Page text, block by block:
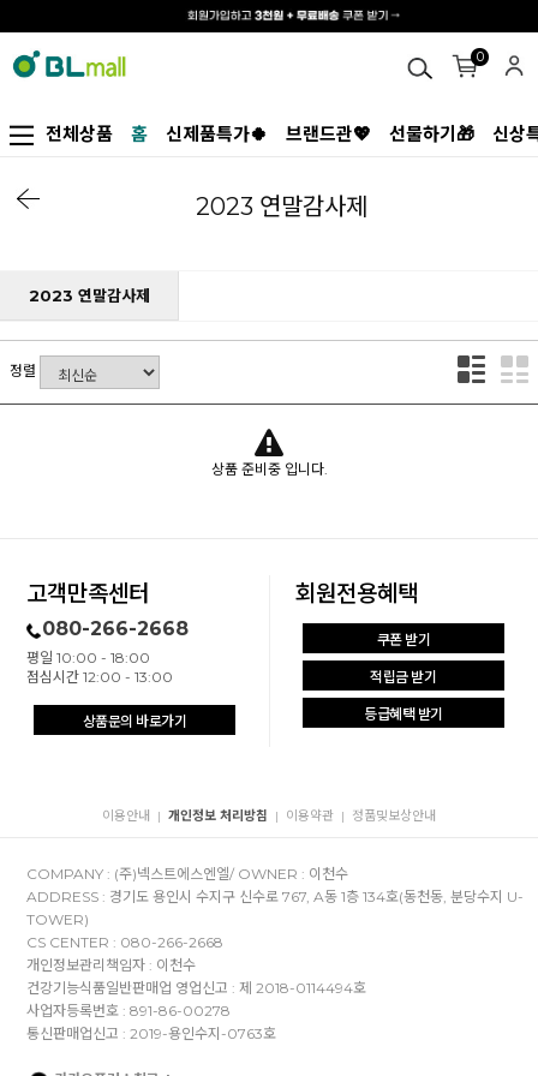
0
전체상품 홈 신제품특가🍀 브랜드관💖 선물하기🎁 신상
2023 연말감사제
2023 연말감사제
정렬
상품 준비중 입니다.
고객만족센터
080-266-2668
평일 10:00 - 18:00
점심시간 12:00 - 13:00
상품문의 바로가기
회원전용혜택
쿠폰 받기
적립금 받기
등급혜택 받기
이용안내 | 개인정보 처리방침 | 이용약관 | 정품및보상안내
COMPANY : (주)넥스트에스엔엘/ OWNER : 이천수
ADDRESS : 경기도 용인시 수지구 신수로 767, A동 1층 134호(동천동, 분당수지 U-
TOWER)
CS CENTER : 080-266-2668
개인정보관리책임자 : 이천수
건강기능식품일반판매업 영업신고 : 제 2018-0114494호
사업자등록번호 : 891-86-00278
통신판매업신고 : 2019-용인수지-0763호